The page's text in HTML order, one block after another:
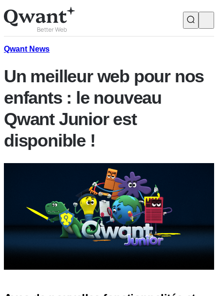
Produits
Search
Junior
EnglishFrançais
Qwant News
Un meilleur web pour nos
enfants : le nouveau
Qwant Junior est
disponible !